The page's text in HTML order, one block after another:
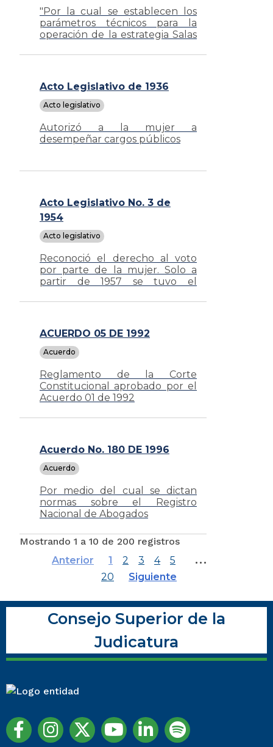
"Por la cual se establecen los
parámetros técnicos para la
operación de la estrategia Salas
del Entorno Laboral"
Acto Legislativo de 1936
Acto legislativo
Autorizó a la mujer a
desempeñar cargos públicos
Acto Legislativo No. 3 de
1954
Acto legislativo
Reconoció el derecho al voto
por parte de la mujer. Solo a
partir de 1957 se tuvo el
ACUERDO 05 DE 1992
Acuerdo
Reglamento de la Corte
Constitucional aprobado por el
Acuerdo 01 de 1992
Acuerdo No. 180 DE 1996
Acuerdo
Por medio del cual se dictan
normas sobre el Registro
Nacional de Abogados
Mostrando 1 a 10 de 200 registros
Anterior
1 2 3 4 5 …
20 Siguiente
Consejo Superior de la
Judicatura